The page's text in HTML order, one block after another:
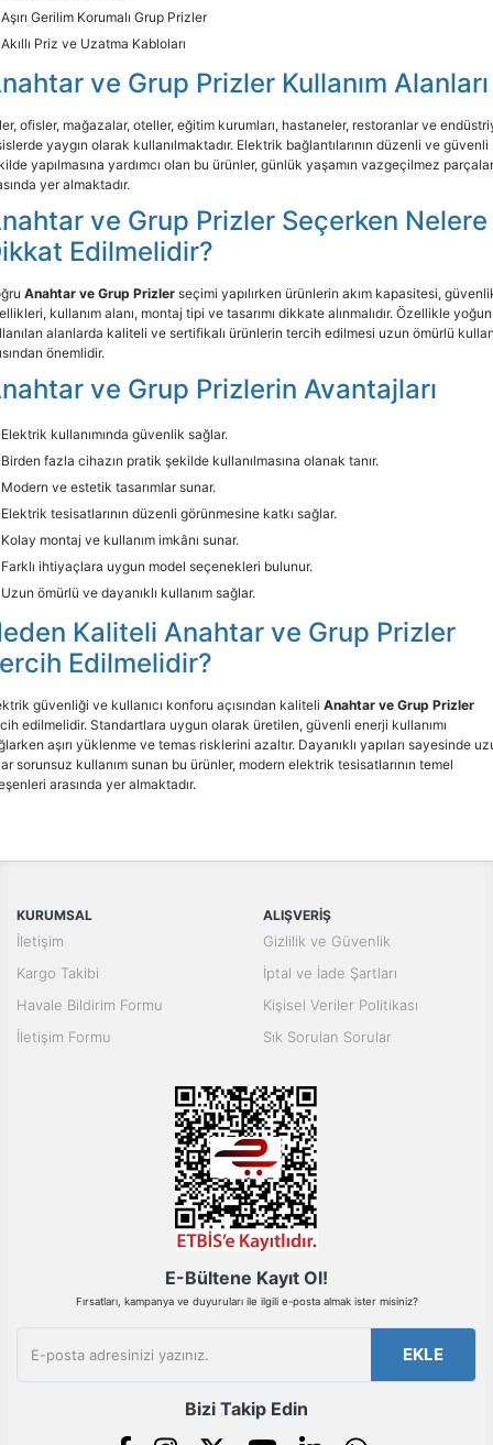
Aşırı Gerilim Korumalı Grup Prizler
Akıllı Priz ve Uzatma Kabloları
ve Grup Prizler Kullanım Alanları
ofisler, mağazalar, oteller, eğitim kurumları, hastaneler, restoranlar ve
yaygın olarak kullanılmaktadır. Elektrik bağlantılarının düzenli ve güvenli
yapılmasına yardımcı olan bu ürünler, günlük yaşamın vazgeçilmez
yer almaktadır.
ve Grup Prizler Seçerken Nelere
Edilmelidir?
Anahtar ve Grup Prizler seçimi yapılırken ürünlerin akım kapasitesi,
kullanım alanı, montaj tipi ve tasarımı dikkate alınmalıdır. Özellikle yoğun
alanlarda kaliteli ve sertifikalı ürünlerin tercih edilmesi uzun ömürlü
önemlidir.
ve Grup Prizlerin Avantajları
Elektrik kullanımında güvenlik sağlar.
Birden fazla cihazın pratik şekilde kullanılmasına olanak tanır.
Modern ve estetik tasarımlar sunar.
Elektrik tesisatlarının düzenli görünmesine katkı sağlar.
Kolay montaj ve kullanım imkânı sunar.
Farklı ihtiyaçlara uygun model seçenekleri bulunur.
Uzun ömürlü ve dayanıklı kullanım sağlar.
Kaliteli Anahtar ve Grup Prizler
Edilmelidir?
güvenliği ve kullanıcı konforu açısından kaliteli Anahtar ve Grup Prizler
edilmelidir. Standartlara uygun olarak üretilen, güvenli enerji kullanımı
aşırı yüklenme ve temas risklerini azaltır. Dayanıklı yapıları sayesinde
sorunsuz kullanım sunan bu ürünler, modern elektrik tesisatlarının temel
arasında yer almaktadır.
KURUMSAL
İletişim
Kargo Takibi
Havale Bildirim Formu
İletişim Formu
ALIŞVERİŞ
Gizlilik ve Güvenlik
İptal ve İade Şartları
Kişisel Veriler Politikası
Sık Sorulan Sorular
E-Bültene Kayıt Ol!
Fırsatları, kampanya ve duyuruları ile ilgili e-posta almak ister misiniz?
EKLE
Bizi Takip Edin